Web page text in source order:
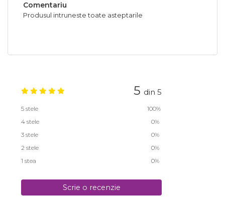
Comentariu
Produsul intruneste toate asteptarile
5 din 5
5 stele
100%
4 stele
0%
3 stele
0%
2 stele
0%
1 stea
0%
Scrie o recenzie